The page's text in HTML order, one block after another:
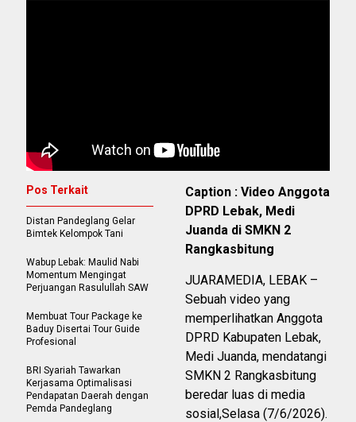
Caption : Video Anggota
DPRD Lebak, Medi
Juanda di SMKN 2
Rangkasbitung
JUARAMEDIA, LEBAK –
Sebuah video yang
memperlihatkan Anggota
DPRD Kabupaten Lebak,
Medi Juanda, mendatangi
SMKN 2 Rangkasbitung
beredar luas di media
sosial,Selasa (7/6/2026).
Pos Terkait
Distan Pandeglang Gelar
Bimtek Kelompok Tani
Wabup Lebak: Maulid Nabi
Momentum Mengingat
Perjuangan Rasulullah SAW
Membuat Tour Package ke
Baduy Disertai Tour Guide
Profesional
BRI Syariah Tawarkan
Kerjasama Optimalisasi
Pendapatan Daerah dengan
Pemda Pandeglang